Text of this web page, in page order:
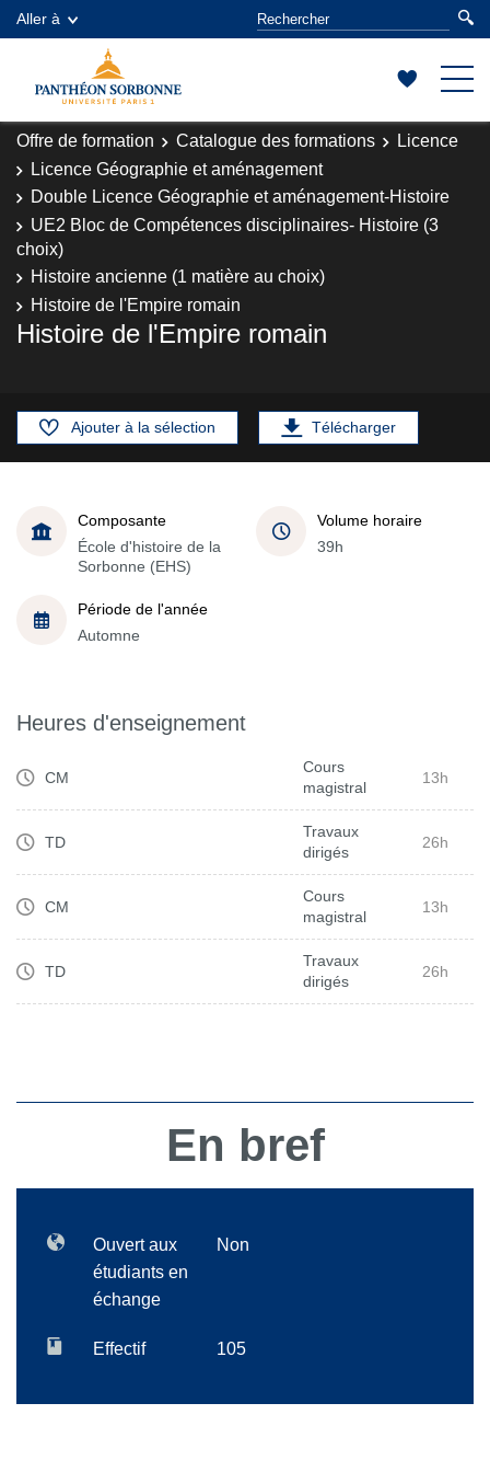
Aller à
Offre de formation Catalogue des formations
Licence
Licence Géographie et aménagement
Double Licence Géographie et aménagement-Histoire
UE2 Bloc de Compétences disciplinaires- Histoire (3
choix)
Histoire ancienne (1 matière au choix)
Histoire de l'Empire romain
Histoire de l'Empire romain
Ajouter à la sélection Télécharger
Composante
École d'histoire de la
Sorbonne (EHS)
Volume horaire
39h
Période de l'année
Automne
Heures d'enseignement
CM
Cours
magistral
13h
TD
Travaux
dirigés
26h
CM
Cours
magistral
13h
TD
Travaux
dirigés
26h
En bref
Ouvert aux
étudiants en
échange
Non
Effectif 105